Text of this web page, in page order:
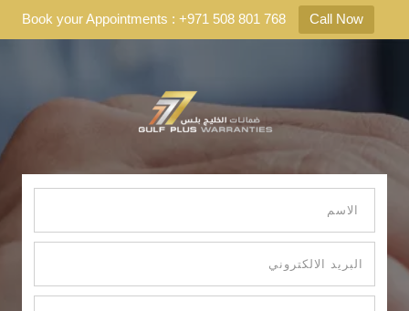
Book your Appointments : +971 508 801 768 Call Now